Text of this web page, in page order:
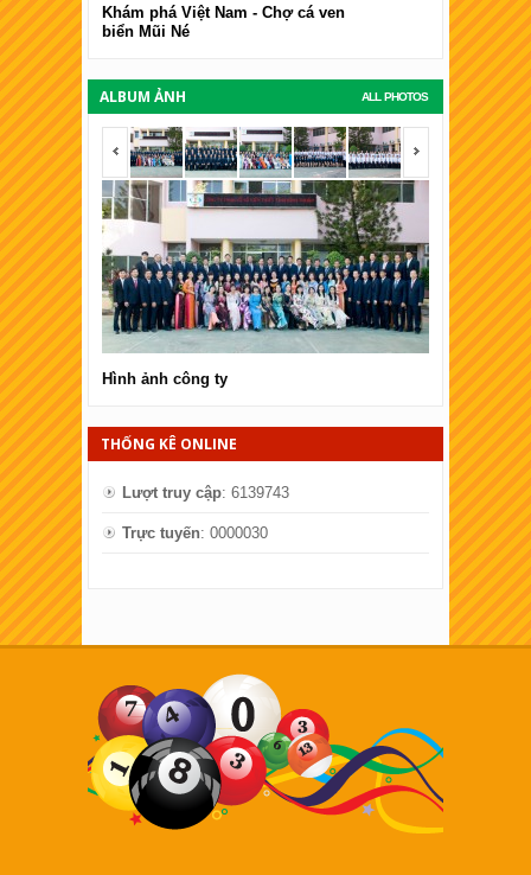
Khám phá Việt Nam - Chợ cá ven
biển Mũi Né
ALL PHOTOS
ALBUM ẢNH
<span></span> <span></
Hình ảnh công ty Hình ảnh
THỐNG KÊ ONLINE
Lượt truy cập: 6139743
Trực tuyến: 0000030